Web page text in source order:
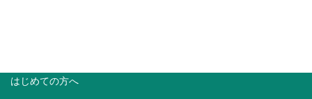
はじめての方へ